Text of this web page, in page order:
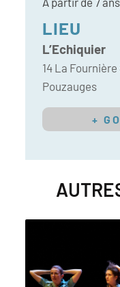
LIEU
L’Echiquier
14 La Fournière
Pouzauges
+